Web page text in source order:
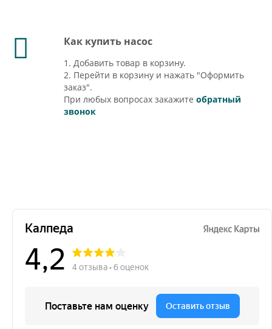
Как купить насос
1. Добавить товар в корзину.
2. Перейти в корзину и нажать "Оформить
заказ".
При любых вопросах закажите обратный
звонок